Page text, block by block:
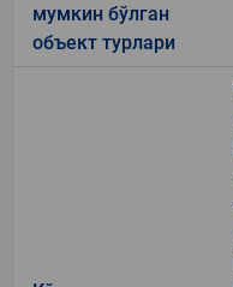
мумкин бўлган
объект турлари